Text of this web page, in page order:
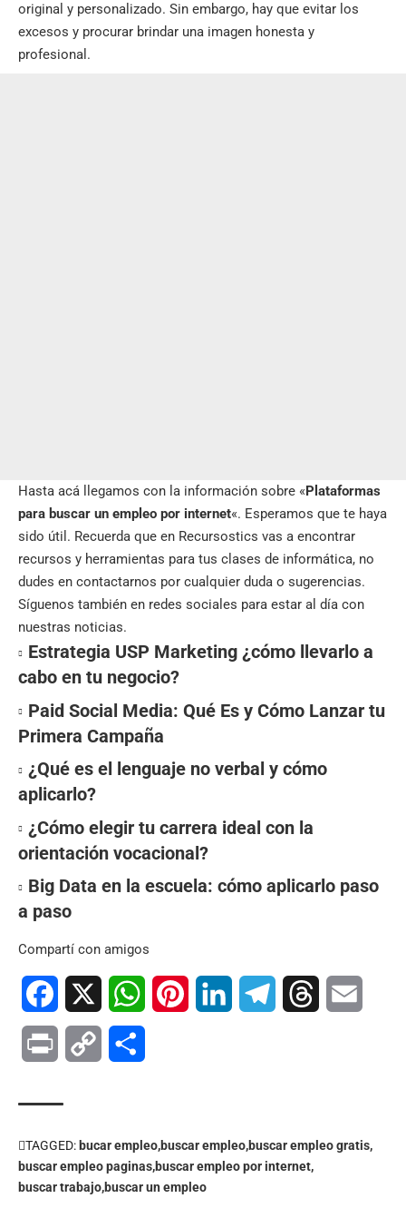
original y personalizado. Sin embargo, hay que evitar los
excesos y procurar brindar una imagen honesta y
profesional.
Hasta acá llegamos con la información sobre «Plataformas
para buscar un empleo por internet«. Esperamos que te haya
sido útil. Recuerda que en Recursostics vas a encontrar
recursos y herramientas para tus clases de informática, no
dudes en contactarnos por cualquier duda o sugerencias.
Síguenos también en redes sociales para estar al día con
nuestras noticias.
Estrategia USP Marketing ¿cómo llevarlo a
cabo en tu negocio?
Paid Social Media: Qué Es y Cómo Lanzar tu
Primera Campaña
¿Qué es el lenguaje no verbal y cómo
aplicarlo?
¿Cómo elegir tu carrera ideal con la
orientación vocacional?
Big Data en la escuela: cómo aplicarlo paso
a paso
Compartí con amigos
Facebook WhatsAppPinterest LinkedIn TelegramThreads
Print Copy
TAGGED: bucar empleo buscar empleo buscar empleo gratis
buscar empleo paginas buscar empleo por internet
buscar trabajo buscar un empleo